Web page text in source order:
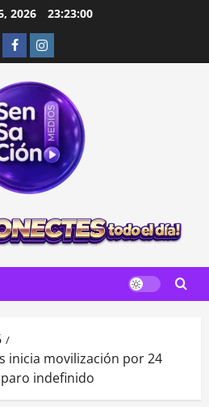
2026 23:23:01
FacebookInstagram
inicia movilización por 24
indefinido